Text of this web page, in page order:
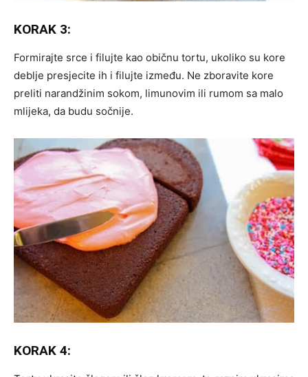
KORAK 3:
Formirajte srce i filujte kao običnu tortu, ukoliko su kore
deblje presjecite ih i filujte između. Ne zboravite kore
preliti narandžinim sokom, limunovim ili rumom sa malo
mlijeka, da budu sočnije.
KORAK 4: